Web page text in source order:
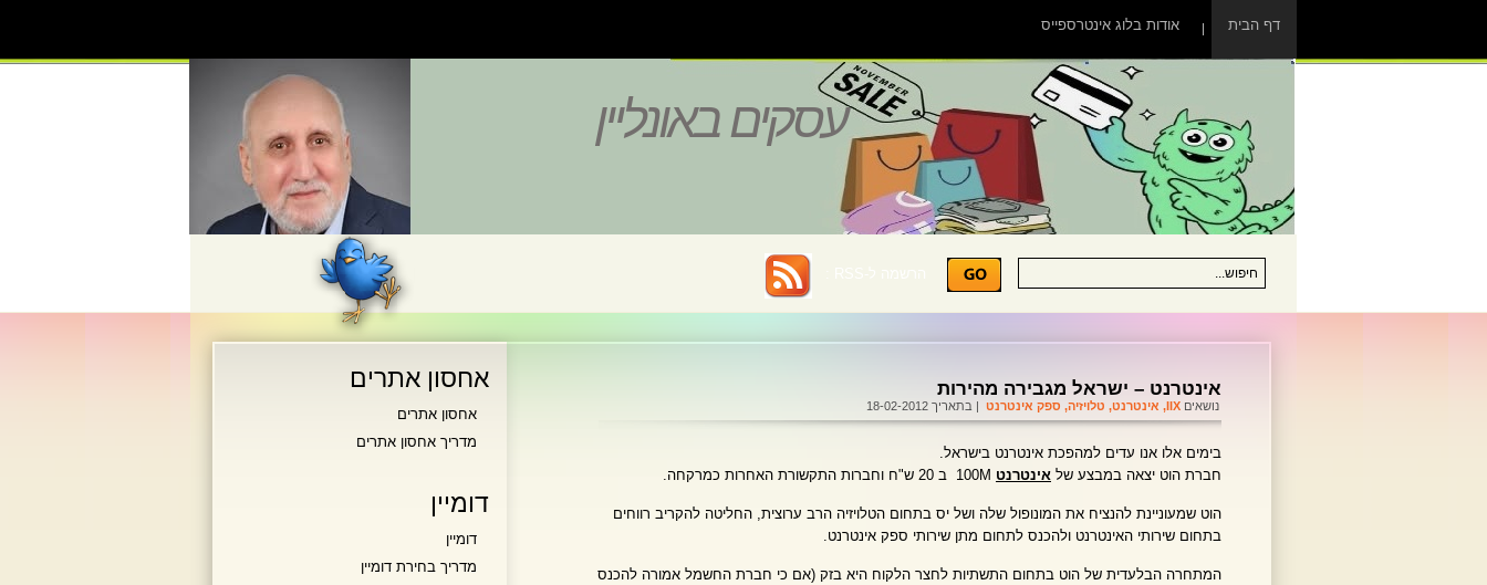
דף הבית אודות בלוג אינטרספייס
עסקים באונליין
אינטרנט – ישראל מגבירה מהירות
נושאים IIX
, אינטרנט, טלויזיה, ספק אינטרנט | בתאריך 18-02-2012
בימים אלו אנו עדים למהפכת אינטרנט בישראל.
חברת הוט יצאה במבצע של אינטרנט
הוט שמעוניינת להנציח את המונופול שלה ושל יס בתחום הטלויזיה הרב ערוצית, החליטה להקריב רווחים
בתחום שירותי האינטרנט ולהכנס לתחום מתן שירותי ספק אינטרנט.
המתחרה הבלעדית של הוט בתחום התשתיות לחצר הלקוח היא בזק (אם כי חברת החשמל אמורה להכנס
אחסון אתרים
אחסון אתרים
מדריך אחסון אתרים
דומיין
דומיין
מדריך בחירת דומיין